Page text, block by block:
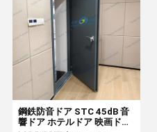
引金 を 求め
て ください
防音ドア
鋼鉄防音ドア STC 45dB 音
響ドア ホテルドア 映画ドア